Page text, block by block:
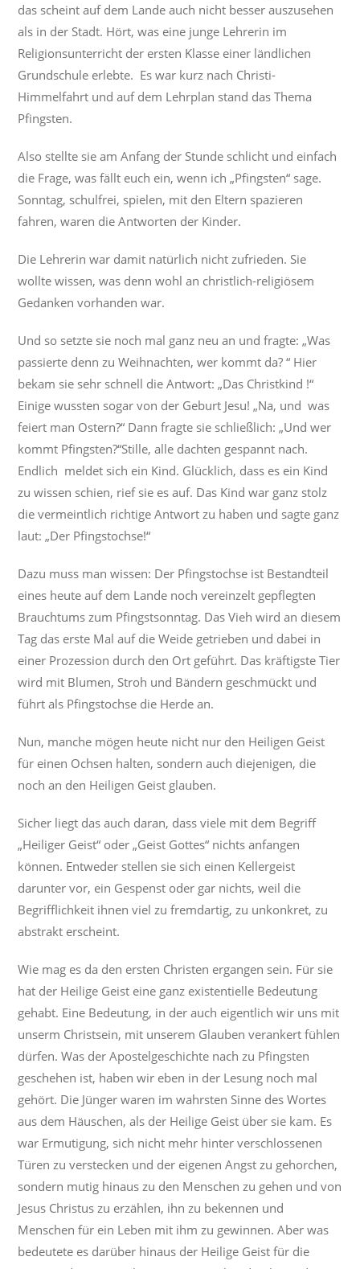
das scheint auf dem Lande auch nicht besser auszusehen
als in der Stadt. Hört, was eine junge Lehrerin im
Religionsunterricht der ersten Klasse einer ländlichen
Grundschule erlebte. Es war kurz nach Christi-
Himmelfahrt und auf dem Lehrplan stand das Thema
Pfingsten.
Also stellte sie am Anfang der Stunde schlicht und einfach
die Frage, was fällt euch ein, wenn ich „Pfingsten“ sage.
Sonntag, schulfrei, spielen, mit den Eltern spazieren
fahren, waren die Antworten der Kinder.
Die Lehrerin war damit natürlich nicht zufrieden. Sie
wollte wissen, was denn wohl an christlich-religiösem
Gedanken vorhanden war.
Und so setzte sie noch mal ganz neu an und fragte: „Was
passierte denn zu Weihnachten, wer kommt da? “ Hier
bekam sie sehr schnell die Antwort: „Das Christkind !“
Einige wussten sogar von der Geburt Jesu! „Na, und was
feiert man Ostern?“ Dann fragte sie schließlich: „Und wer
kommt Pfingsten?“Stille, alle dachten gespannt nach.
Endlich meldet sich ein Kind. Glücklich, dass es ein Kind
zu wissen schien, rief sie es auf. Das Kind war ganz stolz
die vermeintlich richtige Antwort zu haben und sagte ganz
laut: „Der Pfingstochse!“
Dazu muss man wissen: Der Pfingstochse ist Bestandteil
eines heute auf dem Lande noch vereinzelt gepflegten
Brauchtums zum Pfingstsonntag. Das Vieh wird an diesem
Tag das erste Mal auf die Weide getrieben und dabei in
einer Prozession durch den Ort geführt. Das kräftigste Tier
wird mit Blumen, Stroh und Bändern geschmückt und
führt als Pfingstochse die Herde an.
Nun, manche mögen heute nicht nur den Heiligen Geist
für einen Ochsen halten, sondern auch diejenigen, die
noch an den Heiligen Geist glauben.
Sicher liegt das auch daran, dass viele mit dem Begriff
„Heiliger Geist“ oder „Geist Gottes“ nichts anfangen
können. Entweder stellen sie sich einen Kellergeist
darunter vor, ein Gespenst oder gar nichts, weil die
Begrifflichkeit ihnen viel zu fremdartig, zu unkonkret, zu
abstrakt erscheint.
Wie mag es da den ersten Christen ergangen sein. Für sie
hat der Heilige Geist eine ganz existentielle Bedeutung
gehabt. Eine Bedeutung, in der auch eigentlich wir uns mit
unserm Christsein, mit unserem Glauben verankert fühlen
dürfen. Was der Apostelgeschichte nach zu Pfingsten
geschehen ist, haben wir eben in der Lesung noch mal
gehört. Die Jünger waren im wahrsten Sinne des Wortes
aus dem Häuschen, als der Heilige Geist über sie kam. Es
war Ermutigung, sich nicht mehr hinter verschlossenen
Türen zu verstecken und der eigenen Angst zu gehorchen,
sondern mutig hinaus zu den Menschen zu gehen und von
Jesus Christus zu erzählen, ihn zu bekennen und
Menschen für ein Leben mit ihm zu gewinnen. Aber was
bedeutete es darüber hinaus der Heilige Geist für die